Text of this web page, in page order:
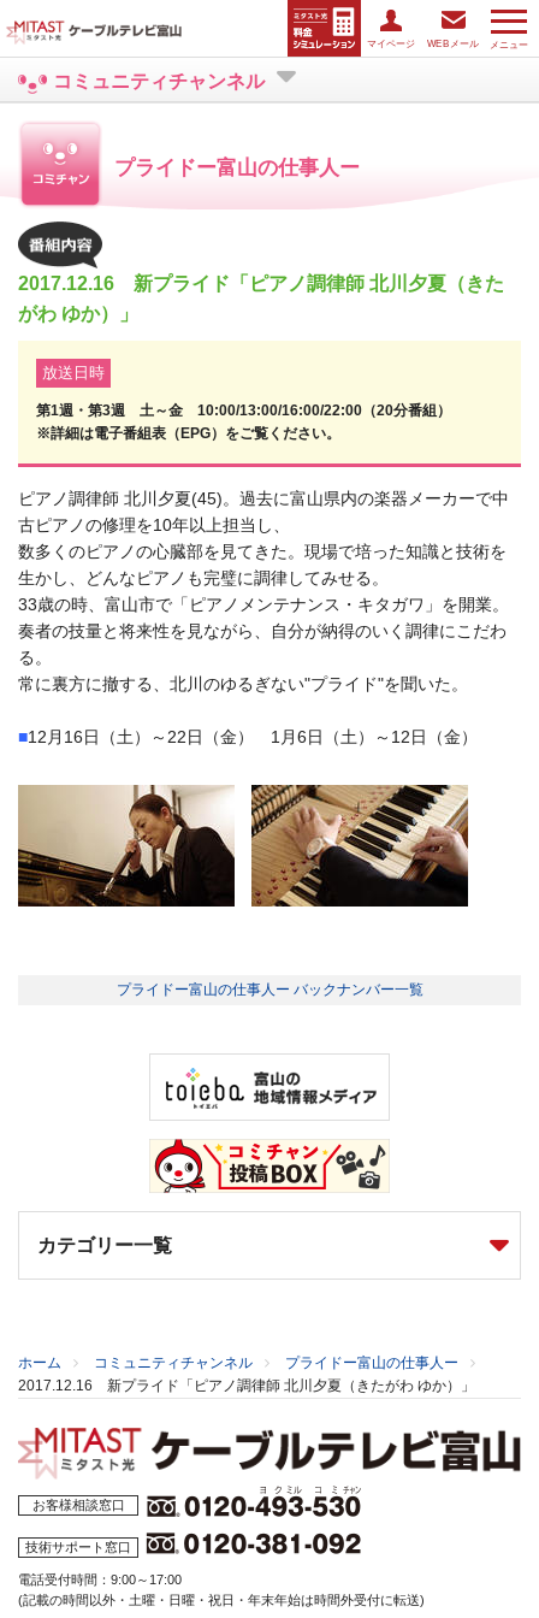
メニュー
マイページ WEBメール
コミュニティチャンネル
プライドー富山の仕事人ー
2017.12.16 新プライド「ピアノ調律師 北川夕夏（きた
がわ ゆか）」
放送日時
第1週・第3週 土～金 10:00/13:00/16:00/22:00（20分番組）
※詳細は電子番組表（EPG）をご覧ください。
ピアノ調律師 北川夕夏(45)。過去に富山県内の楽器メーカーで中
古ピアノの修理を10年以上担当し、
数多くのピアノの心臓部を見てきた。現場で培った知識と技術を
生かし、どんなピアノも完璧に調律してみせる。
33歳の時、富山市で「ピアノメンテナンス・キタガワ」を開業。
奏者の技量と将来性を見ながら、自分が納得のいく調律にこだわ
る。
常に裏方に撤する、北川のゆるぎない"プライド"を聞いた。
■12月16日（土）～22日（金） 1月6日（土）～12日（金）
プライドー富山の仕事人ー バックナンバー一覧
カテゴリー一覧
ホーム コミュニティチャンネル
プライドー富山の仕事人ー
2017.12.16 新プライド「ピアノ調律師 北川夕夏（きたがわ ゆか）」
お客様相談窓口
技術サポート窓口
電話受付時間：9:00～17:00
(記載の時間以外・土曜・日曜・祝日・年末年始は時間外受付に転送)